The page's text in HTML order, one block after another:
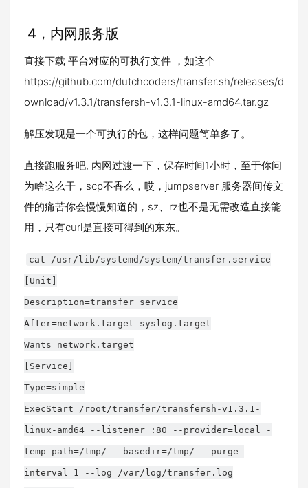
4，内网服务版
直接下载 平台对应的可执行文件 ，如这个
https://github.com/dutchcoders/transfer.sh/releases/d
ownload/v1.3.1/transfersh-v1.3.1-linux-amd64.tar.gz
解压发现是一个可执行的包，这样问题简单多了。
直接跑服务吧, 内网过渡一下，保存时间1小时，至于你问
为啥这么干，scp不香么，哎，jumpserver 服务器间传文
件的痛苦你会慢慢知道的，sz、rz也不是无需改造直接能
用，只有curl是直接可得到的东东。
cat /usr/lib/systemd/system/transfer.service
[Unit]
Description=transfer service
After=network.target syslog.target
Wants=network.target
[Service]
Type=simple
ExecStart=/root/transfer/transfersh-v1.3.1-
linux-amd64 --listener :80 --provider=local -
temp-path=/tmp/ --basedir=/tmp/ --purge-
interval=1 --log=/var/log/transfer.log